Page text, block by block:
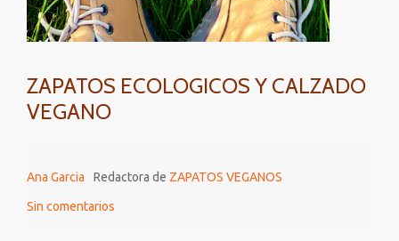
ZAPATOS ECOLOGICOS Y CALZADO
VEGANO
Ana Garcia Redactora de ZAPATOS VEGANOS
Sin comentarios